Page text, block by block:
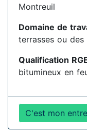
Montreuil
Domaine de
terrasses ou
Qualification
bitumineux en
C'est mon